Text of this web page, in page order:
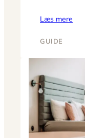
Læs mere
GUIDE